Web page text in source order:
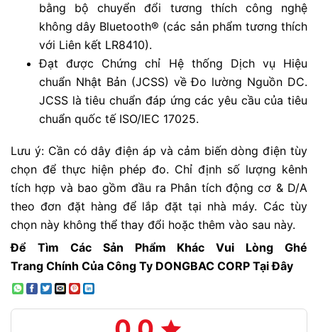
bằng bộ chuyển đổi tương thích công nghệ
không dây Bluetooth® (các sản phẩm tương thích
với Liên kết LR8410).
Đạt được Chứng chỉ Hệ thống Dịch vụ Hiệu
chuẩn Nhật Bản (JCSS) về Đo lường Nguồn DC.
JCSS là tiêu chuẩn đáp ứng các yêu cầu của tiêu
chuẩn quốc tế ISO/IEC 17025.
Lưu ý: Cần có dây điện áp và cảm biến dòng điện tùy
chọn để thực hiện phép đo. Chỉ định số lượng kênh
tích hợp và bao gồm đầu ra Phân tích động cơ & D/A
theo đơn đặt hàng để lắp đặt tại nhà máy. Các tùy
chọn này không thể thay đổi hoặc thêm vào sau này.
Để Tìm Các Sản Phẩm Khác Vui Lòng Ghé
Trang Chính Của Công Ty DONGBAC CORP Tại Đây